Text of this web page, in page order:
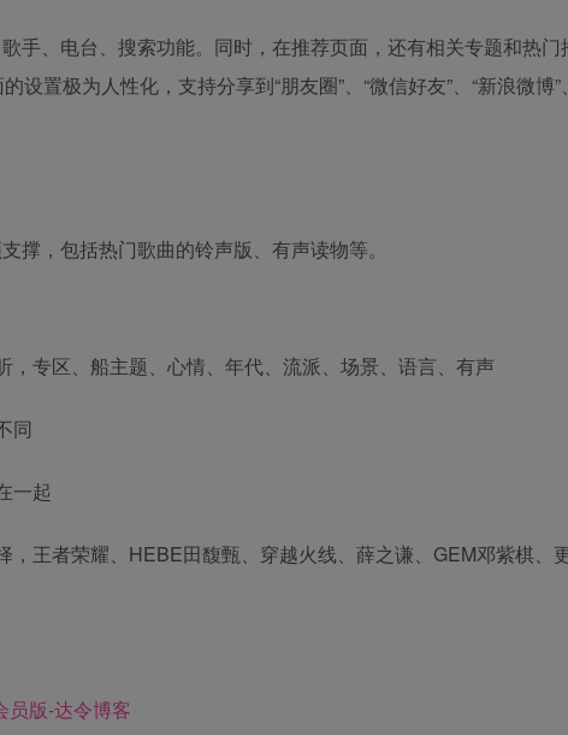
手、电台、搜索功能。同时，在推荐页面，还有相关专题和热门
置极为人性化，支持分享到“朋友圈”、“微信好友”、“新浪微博”
撑，包括热门歌曲的铃声版、有声读物等。
专区、船主题、心情、年代、流派、场景、语言、有声
同
一起
王者荣耀、HEBE田馥甄、穿越火线、薛之谦、GEM邓紫棋、